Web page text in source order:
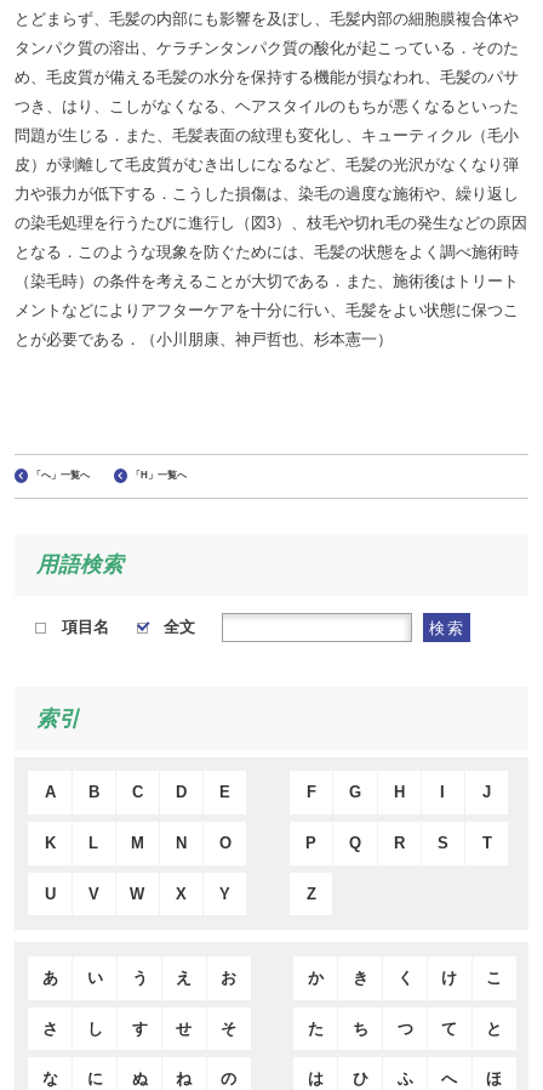
とどまらず、毛髪の内部にも影響を及ぼし、毛髪内部の細胞膜複合体や
タンパク質の溶出、ケラチンタンパク質の酸化が起こっている．そのた
め、毛皮質が備える毛髪の水分を保持する機能が損なわれ、毛髪のパサ
つき、はり、こしがなくなる、ヘアスタイルのもちが悪くなるといった
問題が生じる．また、毛髪表面の紋理も変化し、キューティクル（毛小
皮）が剥離して毛皮質がむき出しになるなど、毛髪の光沢がなくなり弾
力や張力が低下する．こうした損傷は、染毛の過度な施術や、繰り返し
の染毛処理を行うたびに進行し（図3）、枝毛や切れ毛の発生などの原因
となる．このような現象を防ぐためには、毛髪の状態をよく調べ施術時
（染毛時）の条件を考えることが大切である．また、施術後はトリート
メントなどによりアフターケアを十分に行い、毛髪をよい状態に保つこ
とが必要である．（小川朋康、神戸哲也、杉本憲一）
「へ」一覧へ 「H」一覧へ
用語検索
項目名 全文 検索
索引
A B C D E F G H J
K L M N O P Q R S T
U V W X Y Z
あ い う え お か き く け こ
さ し す せ そ た ち つ て と
な に ぬ ね の は ひ ふ へ ほ